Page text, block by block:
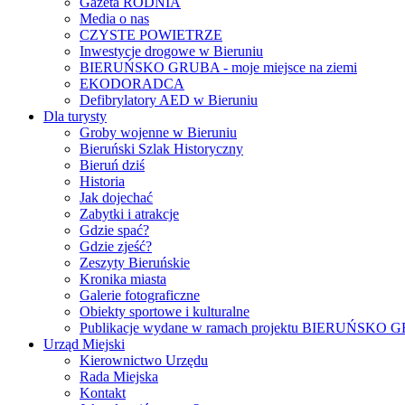
Media o nas
CZYSTE POWIETRZE
Inwestycje drogowe w Bieruniu
BIERUŃSKO GRUBA - moje miejsce na ziemi
EKODORADCA
Defibrylatory AED w Bieruniu
Dla turysty
Groby wojenne w Bieruniu
Bieruński Szlak Historyczny
Bieruń dziś
Historia
Jak dojechać
Zabytki i atrakcje
Gdzie spać?
Gdzie zjeść?
Zeszyty Bieruńskie
Kronika miasta
Galerie fotograficzne
Obiekty sportowe i kulturalne
Publikacje wydane w ramach projektu BIERUŃSKO
Urząd Miejski
Kierownictwo Urzędu
Rada Miejska
Kontakt